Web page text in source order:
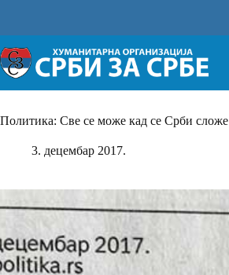
Политика: Све се може кад се Срби сложе
3. децембар 2017.